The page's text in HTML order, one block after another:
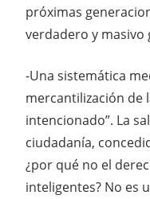
próximas
verdadero y masivo
-Una sistemática
mercantilización de
intencionado”. La
ciudadanía,
¿por qué no el
inteligentes? No es